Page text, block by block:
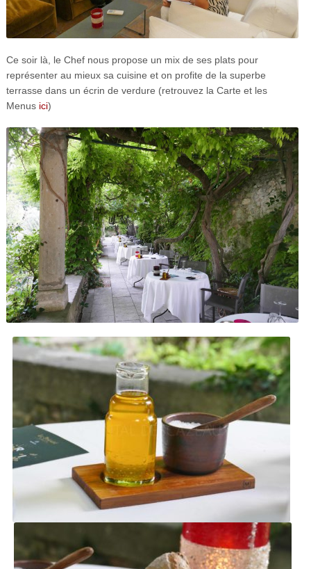
Ce soir là, le Chef nous propose un mix de ses plats pour
représenter au mieux sa cuisine et on profite de la superbe
terrasse dans un écrin de verdure (retrouvez la Carte et les
Menus ici)